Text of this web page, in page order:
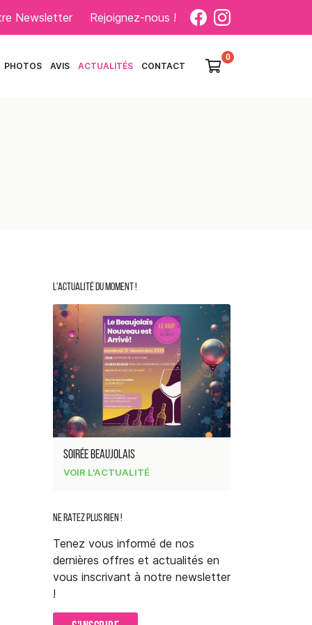
Newsletter Rejoignez-nous !
PHOTOS AVIS ACTUALITÉS CONTACT 
0€
VALIDER VOTRE PANIER
L'ACTUALITÉ DU MOMENT !
SOIRÉE BEAUJOLAIS
VOIR L'ACTUALITÉ
NE RATEZ PLUS RIEN !
Tenez vous informé de nos
dernières offres et actualités en
vous inscrivant à notre newsletter
!